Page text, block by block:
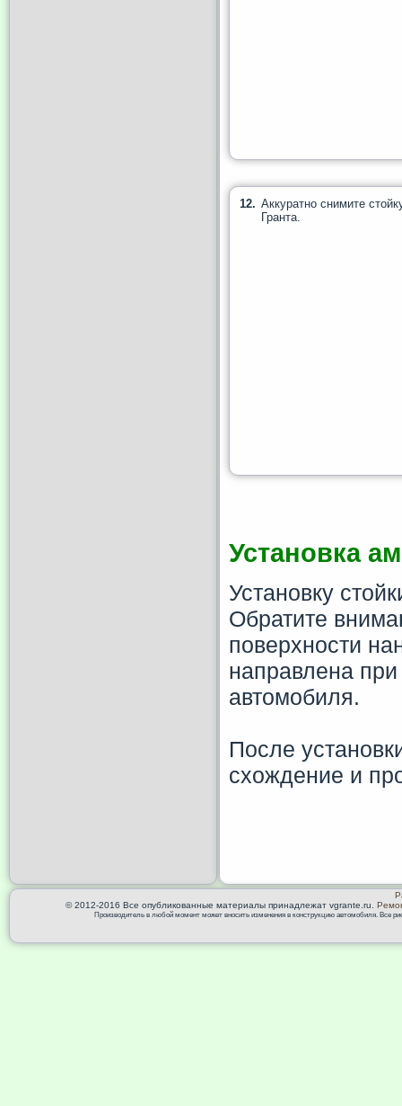
12. Аккуратно снимите
Гранта.
Установка
Установку
Обратите
поверхности
направлена
автомобиля.
После
схождение и
© 2012-2016 Все опубликованные материалы принадлежат vgrante.ru.
Производитель в любой момент может вносить изменения в конструкцию автомобиля. Все